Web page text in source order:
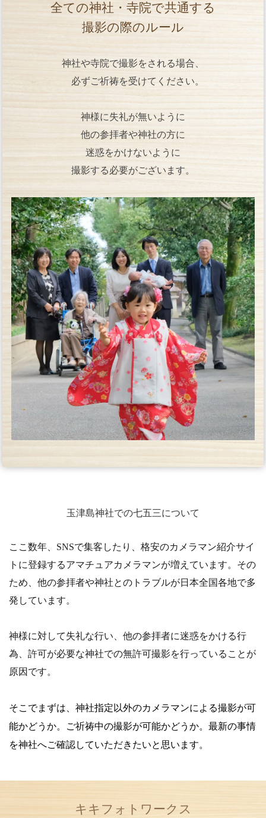
全ての神社・寺院で共通する
撮影の際のルール
神社や寺院で撮影をされる場合、
必ずご祈祷を受けてください。
神様に失礼が無いように
他の参拝者や神社の方に
迷惑をかけないように
撮影する必要がございます。
玉津島神社での七五三について
ここ数年、SNSで集客したり、格安のカメラマン紹介サイ
トに登録するアマチュアカメラマンが増えています。その
ため、他の参拝者や神社とのトラブルが日本全国各地で多
発しています。
神様に対して失礼な行い、他の参拝者に迷惑をかける行
為、許可が必要な神社での無許可撮影を行っていることが
原因です。
そこでまずは、神社指定以外のカメラマンによる撮影が可
能かどうか。 ご祈祷中の撮影が可能かどうか。 最新の事情
を神社へご確認していただきたいと思います。
キキフォトワークス